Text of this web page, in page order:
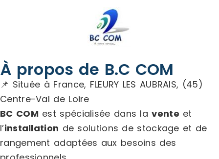
À propos de B.C COM
📌 Située à France, FLEURY LES AUBRAIS, (45)
Centre-Val de Loire
BC COMest spécialisée dans lavente et
l’installation de solutions de stockage et de
rangement adaptées aux besoins des